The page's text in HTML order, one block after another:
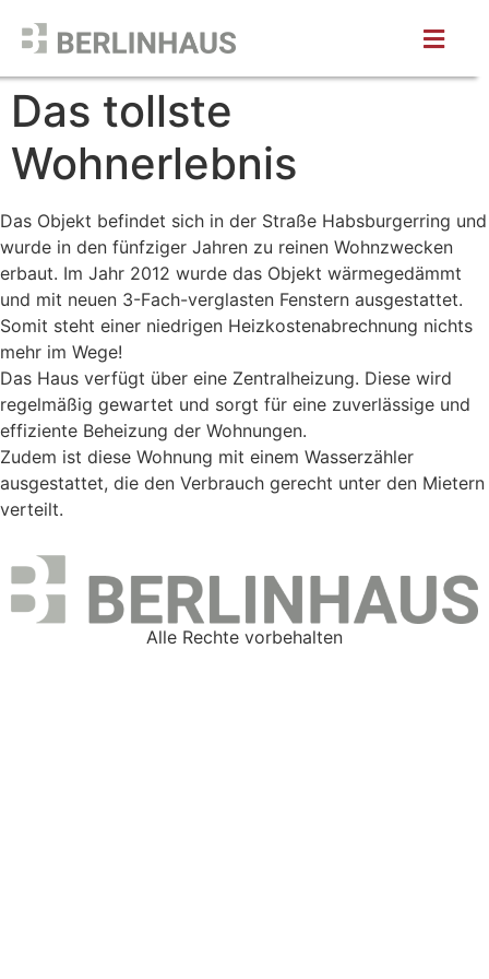
Das tollste
Wohnerlebnis
Das Objekt befindet sich in der Straße Habsburgerring und
wurde in den fünfziger Jahren zu reinen Wohnzwecken
erbaut. Im Jahr 2012 wurde das Objekt wärmegedämmt
und mit neuen 3-Fach-verglasten Fenstern ausgestattet.
Somit steht einer niedrigen Heizkostenabrechnung nichts
mehr im Wege!
Das Haus verfügt über eine Zentralheizung. Diese wird
regelmäßig gewartet und sorgt für eine zuverlässige und
effiziente Beheizung der Wohnungen.
Zudem ist diese Wohnung mit einem Wasserzähler
ausgestattet, die den Verbrauch gerecht unter den Mietern
verteilt.
Alle Rechte vorbehalten